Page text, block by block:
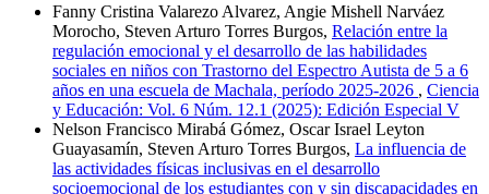
Fanny Cristina Valarezo Alvarez, Angie Mishell Narváez
Morocho, Steven Arturo Torres Burgos, Relación entre la
regulación emocional y el desarrollo de las habilidades
sociales en niños con Trastorno del Espectro Autista de 5 a 6
años en una escuela de Machala, período 2025-2026 , Ciencia
y Educación: Vol. 6 Núm. 12.1 (2025): Edición Especial V
Nelson Francisco Mirabá Gómez, Oscar Israel Leyton
Guayasamín, Steven Arturo Torres Burgos, La influencia de
las actividades físicas inclusivas en el desarrollo
socioemocional de los estudiantes con y sin discapacidades en